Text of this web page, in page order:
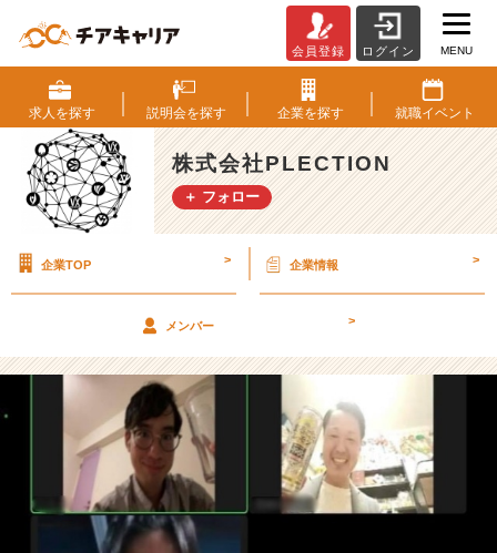
ン
タ
ー
メ
ン
テ
式
P
L
E
C
I
O
N
の
会員登録 ログイン MENU
求人を探す 説明会を探す 企業を探す 就職イベント
株式会社PLECTION
＋ フォロー
企業TOP > 企業情報 >
メンバー >